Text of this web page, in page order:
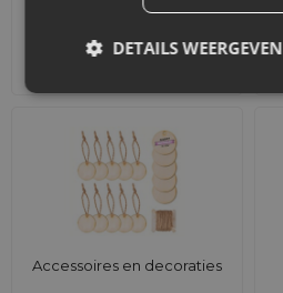
Adventskalenders
Accessoires en decoraties
DETAILS WEERGEVEN